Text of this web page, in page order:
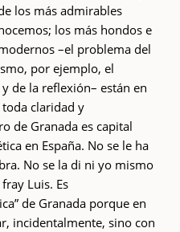
los más admirables
los más hondos e
–el problema del
por ejemplo, el
de la reflexión– están en
claridad y
de Granada es capital
en España. No se le ha
No se la di ni yo mismo
Luis. Es
de Granada porque en
incidentalmente, sino con